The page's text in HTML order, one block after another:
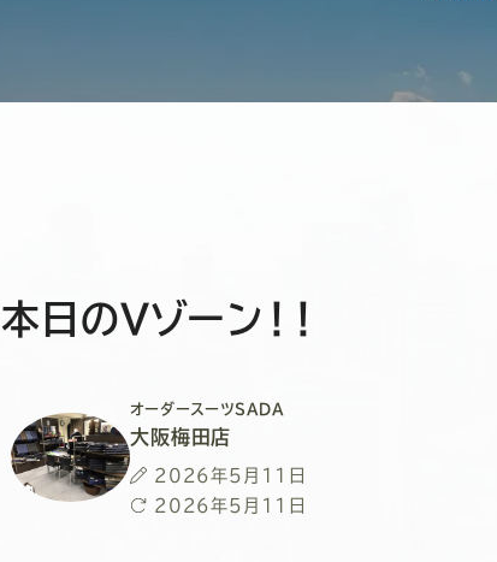
本日のVゾーン！！
オーダースーツSADA
大阪梅田店
投
稿
2026年5月11日
最
2026年5月11日